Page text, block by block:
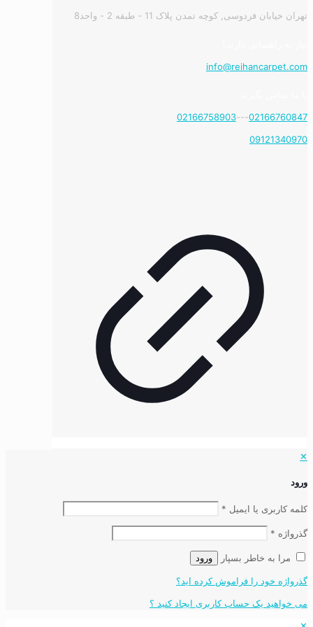
تهران خیابان فردوسی, کوچه تمدن پلاک 11 - طبقه 2 - واحد8
info@reihancarpet.com
02166760847
---
02166758903
09121340970
✕
ورود
کلمه کاربری یا ایمیل *
گذرواژه *
مرا به خاطر بسپار ورود
گذرواژه خود را فراموش کرده اید؟
می خواهید یک حساب کاربری ایجاد کنید ؟